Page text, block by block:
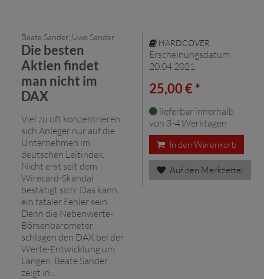
Beate Sander, Uwe Sander
Die besten
Aktien findet
man nicht im
DAX
Viel zu oft konzentrieren
sich Anleger nur auf die
Unternehmen im
deutschen Leitindex.
Nicht erst seit dem
Wirecard-Skandal
bestätigt sich: Das kann
ein fataler Fehler sein.
Denn die Nebenwerte-
Börsenbarometer
schlagen den DAX bei der
Werte-Entwicklung um
Längen. Beate Sander
zeigt in ...
HARDCOVER
Erscheinungsdatum:
20.04.2021
25,00 € *
lieferbar innerhalb
von 3-4 Werktagen
In den Warenkorb
Auf den Merkzettel